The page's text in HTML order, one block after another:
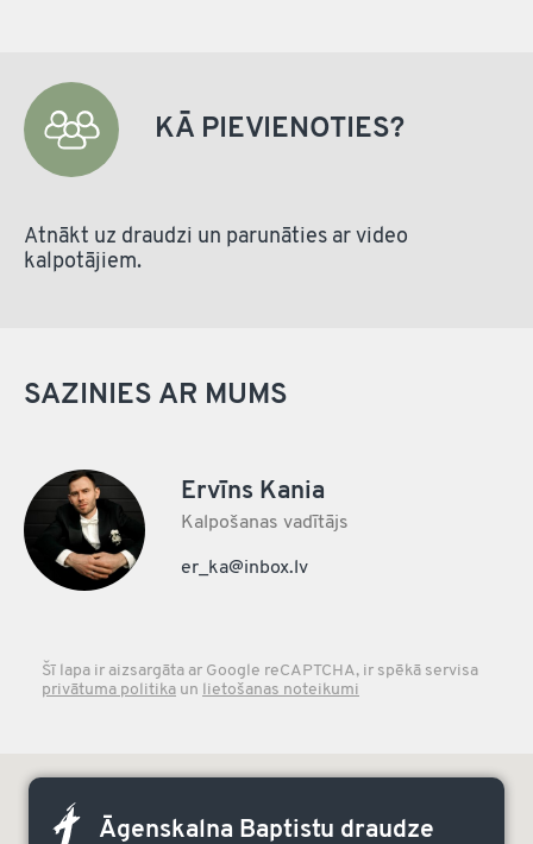
KĀ PIEVIENOTIES?
Atnākt uz draudzi un parunāties ar video
kalpotājiem.
SAZINIES AR MUMS
Ervīns Kania
Kalpošanas vadītājs
er_ka@inbox.lv
Šī lapa ir aizsargāta ar Google reCAPTCHA, ir spēkā servisa
privātuma politika un lietošanas noteikumi
Āgenskalna Baptistu draudze